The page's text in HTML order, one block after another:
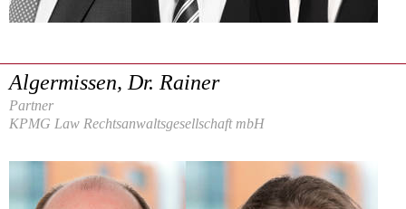
Algermissen, Dr. Rainer
Partner
KPMG Law Rechtsanwaltsgesellschaft mbH